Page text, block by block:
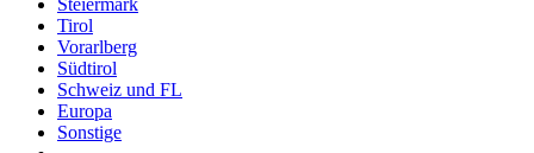
Tirol
Vorarlberg
Südtirol
Schweiz und FL
Europa
Sonstige